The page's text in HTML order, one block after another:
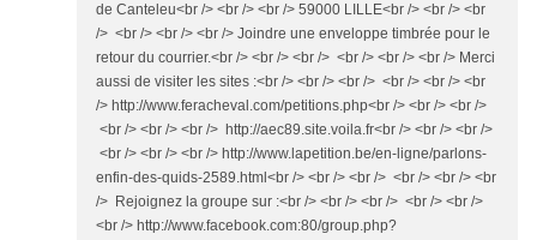
de Canteleu<br /> <br /> <br /> 59000 LILLE<br /> <br /> <br
/> <br /> <br /> <br /> Joindre une enveloppe timbrée pour le
retour du courrier.<br /> <br /> <br /> <br /> <br /> <br /> Merci
aussi de visiter les sites :<br /> <br /> <br /> <br /> <br /> <br
/> http://www.feracheval.com/petitions.php<br /> <br /> <br />
<br /> <br /> <br /> http://aec89.site.voila.fr<br /> <br /> <br />
<br /> <br /> <br /> http://www.lapetition.be/en-ligne/parlons-
enfin-des-quids-2589.html<br /> <br /> <br /> <br /> <br /> <br
/> Rejoignez la groupe sur :<br /> <br /> <br /> <br /> <br />
<br /> http://www.facebook.com:80/group.php?